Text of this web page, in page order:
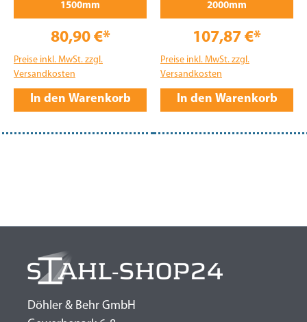
1500mm
80,90 €*
Preise inkl. MwSt. zzgl.
Versandkosten
In den Warenkorb
2000mm
107,87 €*
Preise inkl. MwSt. zzgl.
Versandkosten
In den Warenkorb
Döhler & Behr GmbH